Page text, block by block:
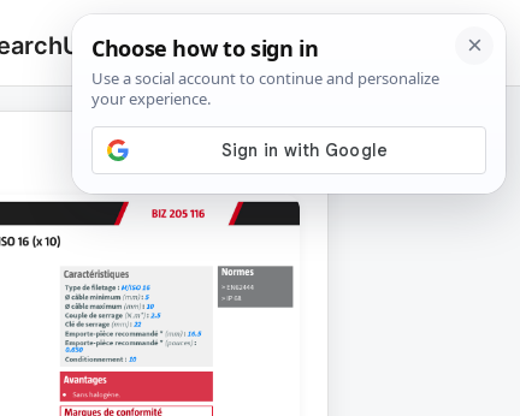
Upload
Search
for:
🔍